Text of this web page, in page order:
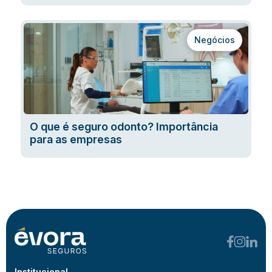
Negócios
O que é seguro odonto? Importância
para as empresas